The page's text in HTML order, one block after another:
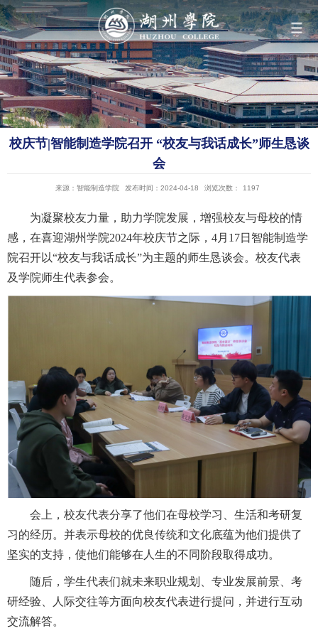
导航
学院概况
合作交流
校园生活
信息服务
数字湖院
教务管理
OA办公
校庆节|智能制造学院召开 “校友与我话成长”师生恳谈
会
来源：智能制造学院 发布时间：2024-04-18 浏览次数： 1197
为凝聚校友力量，助力学院发展，增强校友与母校的情
感，在喜迎湖州学院2024年校庆节之际，4月17日智能制造学
院召开以“校友与我话成长”为主题的师生恳谈会。校友代表
及学院师生代表参会。
会上，校友代表分享了他们在母校学习、生活和考研复
习的经历。并表示母校的优良传统和文化底蕴为他们提供了
坚实的支持，使他们能够在人生的不同阶段取得成功。
随后，学生代表们就未来职业规划、专业发展前景、考
研经验、人际交往等方面向校友代表进行提问，并进行互动
交流解答。